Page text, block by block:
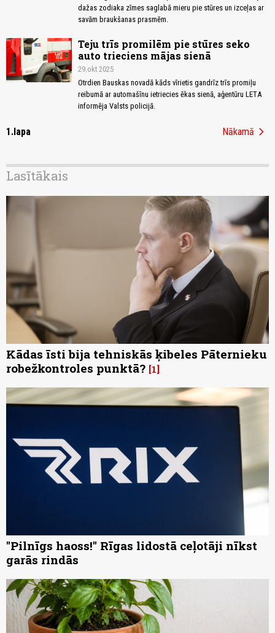
dažas zodiaka zīmes saglabā mieru pie stūres un izceļas ar
savām braukšanas prasmēm.
Teju trīs promilēm pie stūres seko
auto trieciens mājas sienā
29.okt 2025
Otrdien Bauskas novadā kāds vīrietis gandrīz trīs promiļu
reibumā ar automašīnu ietriecies ēkas sienā, aģentūru LETA
informēja Valsts policijā.
1.lapa Nākamā chevron_right
Lasītākais
Kādas īsti bija tehniskās ķibeles Pāternieku
robežkontroles punktā? 1
"Pilnīgs haoss!" Rīgas lidostā ceļotāji nīkst
garās rindās